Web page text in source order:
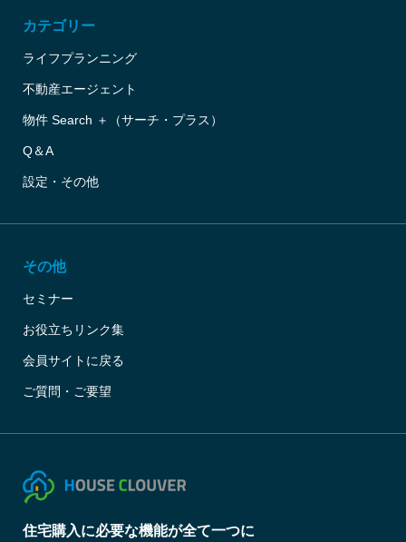
カテゴリー
ライフプランニング
不動産エージェント
物件 Search ＋（サーチ・プラス）
Q＆A
設定・その他
その他
セミナー
お役立ちリンク集
会員サイトに戻る
ご質問・ご要望
住宅購入に必要な機能が全て一つに